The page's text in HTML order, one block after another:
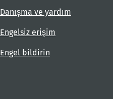
Danışma ve yardım
Engelsiz erişim
Engel bildirin